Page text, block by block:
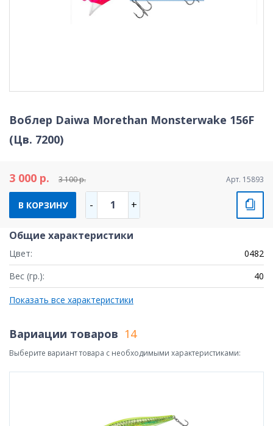
Воблер Daiwa Morethan Monsterwake 156F
(Цв. 7200)
3 000 р. 3 100 р. Арт. 15893
В КОРЗИНУ - 1 +
Общие характеристики
Цвет:
0482
Вес (гр.):
40
Показать все характеристики
Вариации товаров 14
Выберите вариант товара с необходимыми характеристиками: